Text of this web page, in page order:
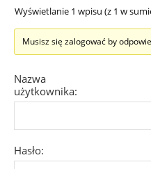
Wyświetlanie 1 wpisu (z 1 w
Musisz się zalogować by
Nazwa
użytkownika:
Hasło: